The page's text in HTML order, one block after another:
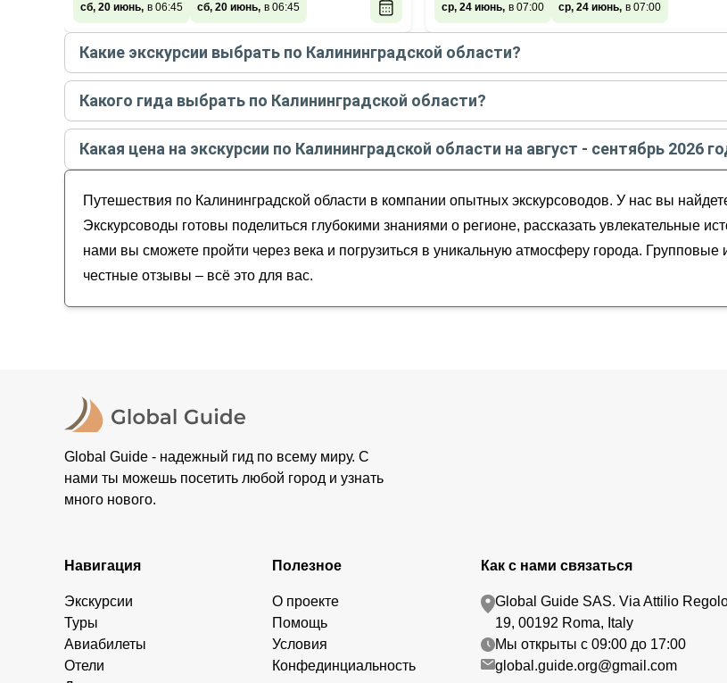
сб, 20 июнь, в 06:45 сб, 20 июнь, в 06:45 ср, 24 июнь, в 07:00 ср, 24 июнь, в 07:00
Какие экскурсии выбрать по Калининградской области?
Самые популярные экскурсиипо Калининградской областив августе - сентябре 2026года:
Велопутешествие по Балтийской косе
Балтийск: город с характером
Балтийское ожерелье
Тайны западных рубежей: Балтийск и Балтийская коса
По акватории самого западного города России — на скоростном катере!
Какого гида выбрать по Калининградской области?
Лучшие гидыпо Калининградской областипо рейтингу и отзывам вавгусте 2026года:
Сергей
Степан
Владимир
Тимур
Какая цена на экскурсии по Калининградской области на август - сентябрь 2026
Путешествия по Калининградской области в компании опытных экскурсоводов. У нас вы
Экскурсоводы готовы поделиться глубокими знаниями о регионе, рассказать увлекательные
нами вы сможете пройти через века и погрузиться в уникальную атмосферу города.
честные отзывы – всё это для вас.
Global Guide - надежный гид по всему миру. С
нами ты можешь посетить любой город и узнать
много нового.
Навигация
Экскурсии
Туры
Авиабилеты
Отели
Полезное
О проекте
Помощь
Условия
Конфединциальность
Как с нами связаться
Global Guide SAS. Via Attilio
19, 00192 Roma, Italy
Мы открыты с 09:00 до 17:00
global.guide.org@gmail.com